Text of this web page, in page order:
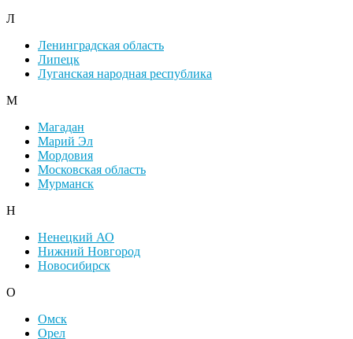
Л
Ленинградская область
Липецк
Луганская народная республика
М
Магадан
Марий Эл
Мордовия
Московская область
Мурманск
Н
Ненецкий АО
Нижний Новгород
Новосибирск
О
Омск
Орел